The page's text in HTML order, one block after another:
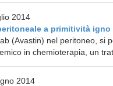
2014
a primitività igno
(Avastin) nel peritoneo,
in chemioterapia, un
2014